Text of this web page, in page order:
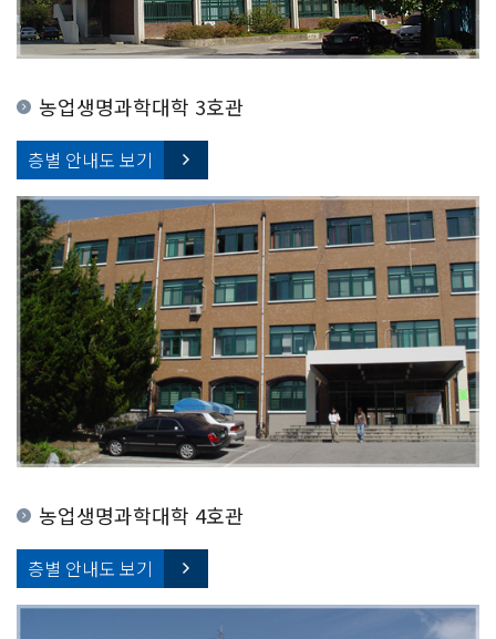
농업생명과학대학 3호관
층별 안내도 보기
농업생명과학대학 4호관
층별 안내도 보기